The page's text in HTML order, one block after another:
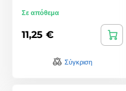
Σε απόθεμα
11,25 €
Σύγκριση